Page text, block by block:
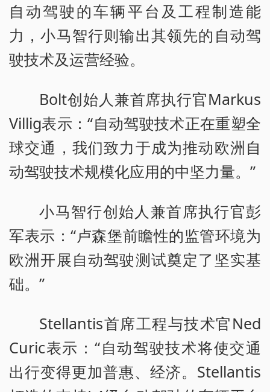
自动驾驶的车辆平台及工程制造能
力，小马智行则输出其领先的自动驾
驶技术及运营经验。
Bolt创始人兼首席执行官Markus
Villig表示：“自动驾驶技术正在重塑全
球交通，我们致力于成为推动欧洲自
动驾驶技术规模化应用的中坚力量。”
小马智行创始人兼首席执行官彭
军表示：“卢森堡前瞻性的监管环境为
欧洲开展自动驾驶测试奠定了坚实基
础。”
Stellantis首席工程与技术官Ned
Curic表示：“自动驾驶技术将使交通
出行变得更加普惠、经济。Stellantis